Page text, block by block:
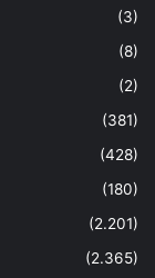
(3)
(8)
(2)
(381)
(428)
(180)
(2.201)
(2.365)